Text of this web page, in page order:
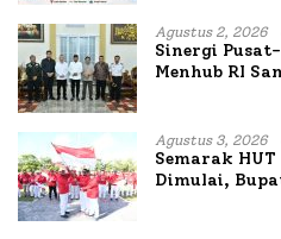
Agustus 2, 2026
Sinergi
Menhub RI
Agustus 3, 2026
Semarak HUT
Dimulai,